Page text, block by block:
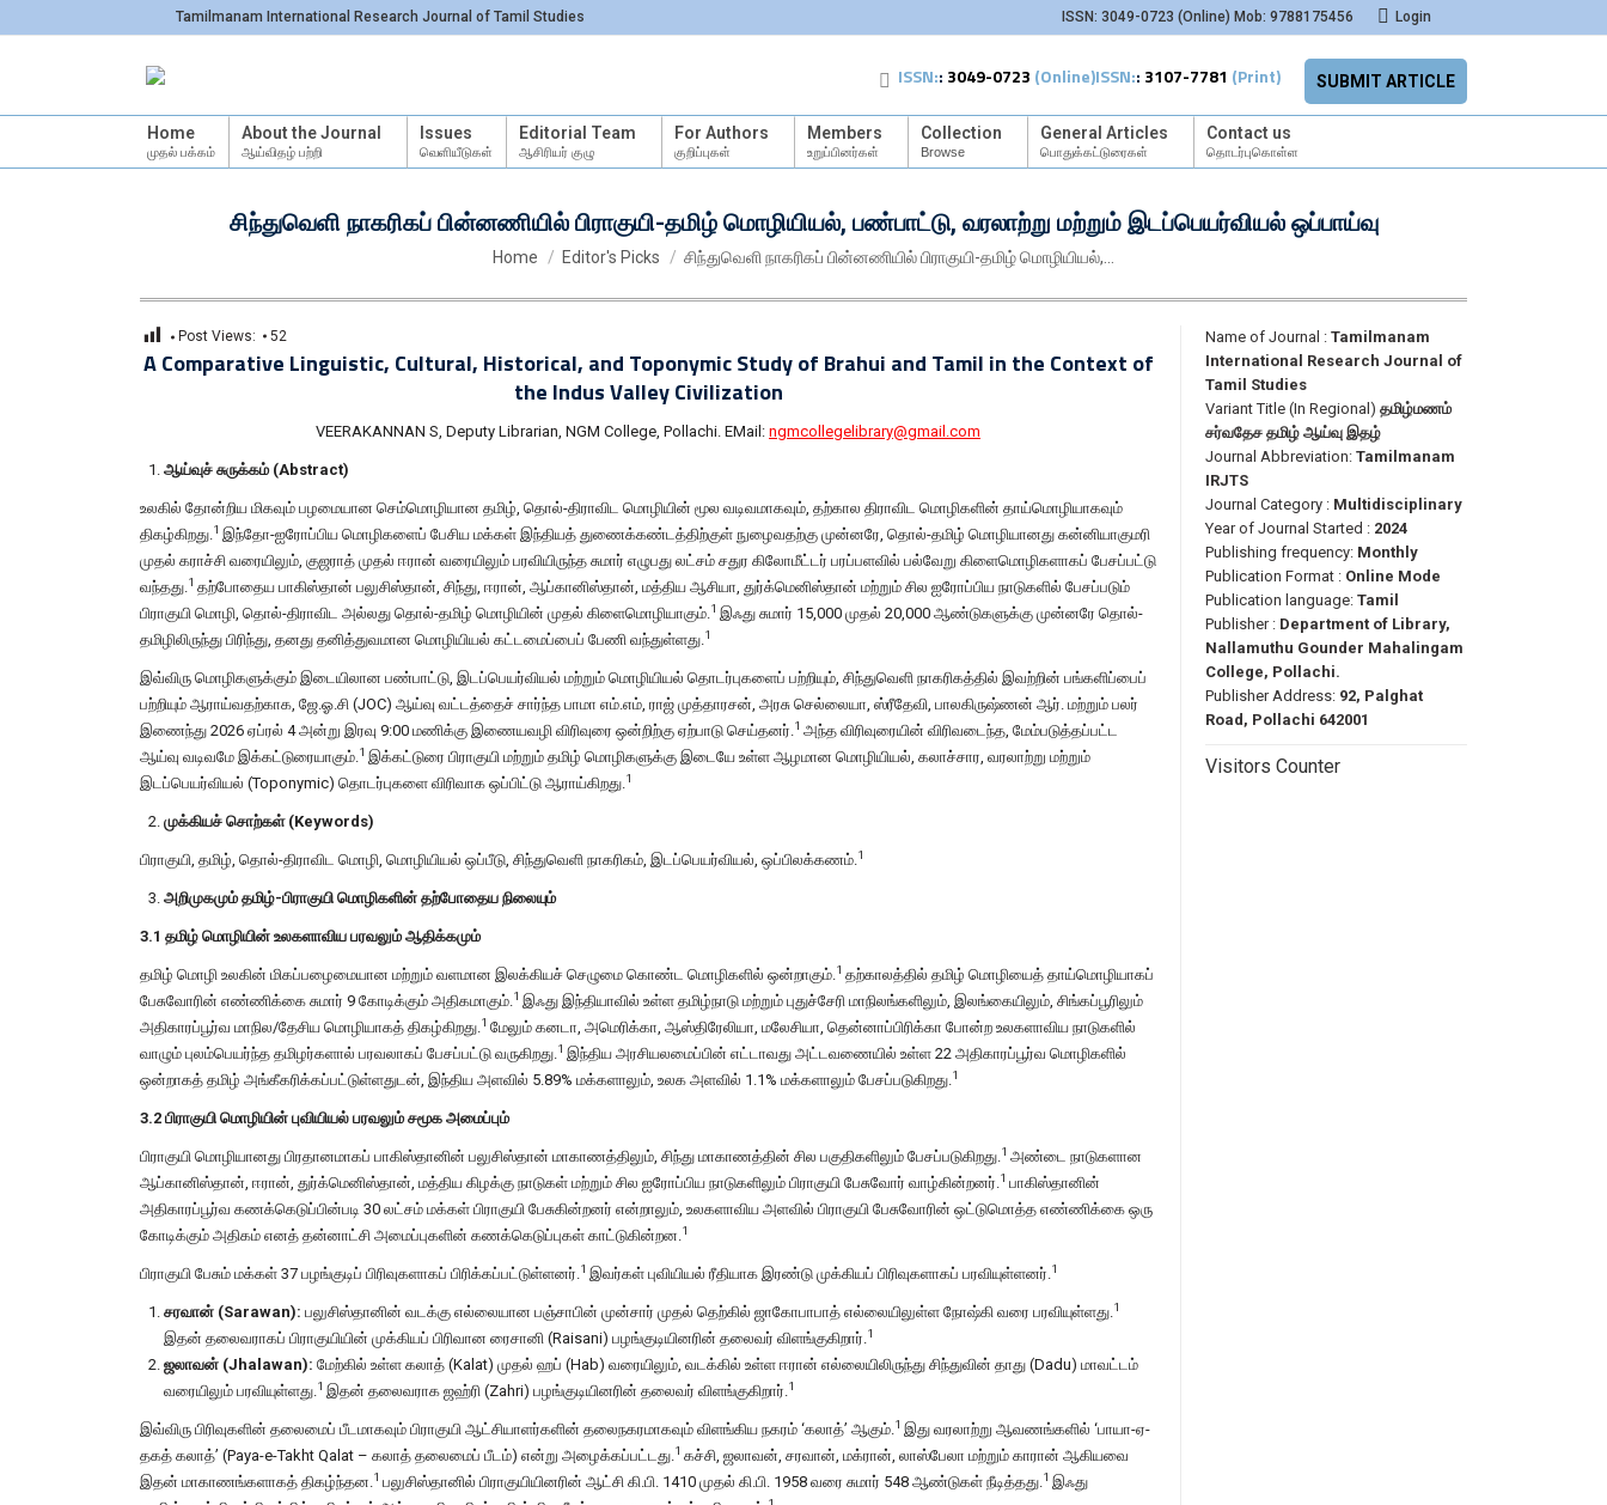
Tamilmanam International Research Journal of Tamil Studies ISSN: 3049-0723 (Online) Mob: 9788175456 Login
ISSN:: 3049-0723 (Online)ISSN:: 3107-7781 (Print) SUBMIT ARTICLE
Home
முதல் பக்கம்
About the Journal
ஆய்விதழ் பற்றி
Issues
வெளியீடுகள்
Editorial Team
ஆசிரியர் குழு
For Authors
குறிப்புகள்
Members
உறுப்பினர்கள்
Collection
Browse
General Articles
பொதுக்கட்டுரைகள்
Contact us
தொடர்புகொள்ள
சிந்துவெளி நாகரிகப் பின்னணியில் பிராகுயி-தமிழ் மொழியியல், பண்பாட்டு, வரலாற்று மற்றும் இடப்பெயர்வியல் ஒப்பாய்வு
You are here:
Home Editor's Picks சிந்துவெளி நாகரிகப் பின்னணியில் பிராகுயி-தமிழ் மொழியியல்,…
Post Views: 52
A Comparative Linguistic, Cultural, Historical, and Toponymic Study of Brahui and Tamil in the Context of
the Indus Valley Civilization
VEERAKANNAN S, Deputy Librarian, NGM College, Pollachi. EMail: ngmcollegelibrary@gmail.com
ஆய்வுச் சுருக்கம் (Abstract)
உலகில் தோன்றிய மிகவும் பழமையான செம்மொழியான தமிழ், தொல்-திராவிட மொழியின் மூல வடிவமாகவும், தற்கால திராவிட மொழிகளின் தாய்மொழியாகவும்
திகழ்கிறது.1 இந்தோ-ஐரோப்பிய மொழிகளைப் பேசிய மக்கள் இந்தியத் துணைக்கண்டத்திற்குள் நுழைவதற்கு முன்னரே, தொல்-தமிழ் மொழியானது கன்னியாகுமரி
முதல் கராச்சி வரையிலும், குஜராத் முதல் ஈரான் வரையிலும் பரவியிருந்த சுமார் எழுபது லட்சம் சதுர கிலோமீட்டர் பரப்பளவில் பல்வேறு கிளைமொழிகளாகப் பேசப்பட்டு
வந்தது.1 தற்போதைய பாகிஸ்தான் பலுசிஸ்தான், சிந்து, ஈரான், ஆப்கானிஸ்தான், மத்திய ஆசியா, துர்க்மெனிஸ்தான் மற்றும் சில ஐரோப்பிய நாடுகளில் பேசப்படும்
பிராகுயி மொழி, தொல்-திராவிட அல்லது தொல்-தமிழ் மொழியின் முதல் கிளைமொழியாகும்.1 இஃது சுமார் 15,000 முதல் 20,000 ஆண்டுகளுக்கு முன்னரே தொல்-
தமிழிலிருந்து பிரிந்து, தனது தனித்துவமான மொழியியல் கட்டமைப்பைப் பேணி வந்துள்ளது.1
இவ்விரு மொழிகளுக்கும் இடையிலான பண்பாட்டு, இடப்பெயர்வியல் மற்றும் மொழியியல் தொடர்புகளைப் பற்றியும், சிந்துவெளி நாகரிகத்தில் இவற்றின் பங்களிப்பைப்
பற்றியும் ஆராய்வதற்காக, ஜே.ஓ.சி (JOC) ஆய்வு வட்டத்தைச் சார்ந்த பாமா எம்.எம், ராஜ் முத்தாரசன், அரசு செல்லையா, ஸ்ரீதேவி, பாலகிருஷ்ணன் ஆர். மற்றும் பலர்
இணைந்து 2026 ஏப்ரல் 4 அன்று இரவு 9:00 மணிக்கு இணையவழி விரிவுரை ஒன்றிற்கு ஏற்பாடு செய்தனர்.1 அந்த விரிவுரையின் விரிவடைந்த, மேம்படுத்தப்பட்ட
ஆய்வு வடிவமே இக்கட்டுரையாகும்.1 இக்கட்டுரை பிராகுயி மற்றும் தமிழ் மொழிகளுக்கு இடையே உள்ள ஆழமான மொழியியல், கலாச்சார, வரலாற்று மற்றும்
இடப்பெயர்வியல் (Toponymic) தொடர்புகளை விரிவாக ஒப்பிட்டு ஆராய்கிறது.1
முக்கியச் சொற்கள் (Keywords)
பிராகுயி, தமிழ், தொல்-திராவிட மொழி, மொழியியல் ஒப்பீடு, சிந்துவெளி நாகரிகம், இடப்பெயர்வியல், ஒப்பிலக்கணம்.1
அறிமுகமும் தமிழ்-பிராகுயி மொழிகளின் தற்போதைய நிலையும்
3.1 தமிழ் மொழியின் உலகளாவிய பரவலும் ஆதிக்கமும்
தமிழ் மொழி உலகின் மிகப்பழைமையான மற்றும் வளமான இலக்கியச் செழுமை கொண்ட மொழிகளில் ஒன்றாகும்.1 தற்காலத்தில் தமிழ் மொழியைத் தாய்மொழியாகப்
பேசுவோரின் எண்ணிக்கை சுமார் 9 கோடிக்கும் அதிகமாகும்.1 இஃது இந்தியாவில் உள்ள தமிழ்நாடு மற்றும் புதுச்சேரி மாநிலங்களிலும், இலங்கையிலும், சிங்கப்பூரிலும்
அதிகாரப்பூர்வ மாநில/தேசிய மொழியாகத் திகழ்கிறது.1 மேலும் கனடா, அமெரிக்கா, ஆஸ்திரேலியா, மலேசியா, தென்னாப்பிரிக்கா போன்ற உலகளாவிய நாடுகளில்
வாழும் புலம்பெயர்ந்த தமிழர்களால் பரவலாகப் பேசப்பட்டு வருகிறது.1 இந்திய அரசியலமைப்பின் எட்டாவது அட்டவணையில் உள்ள 22 அதிகாரப்பூர்வ மொழிகளில்
ஒன்றாகத் தமிழ் அங்கீகரிக்கப்பட்டுள்ளதுடன், இந்திய அளவில் 5.89% மக்களாலும், உலக அளவில் 1.1% மக்களாலும் பேசப்படுகிறது.1
3.2 பிராகுயி மொழியின் புவியியல் பரவலும் சமூக அமைப்பும்
பிராகுயி மொழியானது பிரதானமாகப் பாகிஸ்தானின் பலுசிஸ்தான் மாகாணத்திலும், சிந்து மாகாணத்தின் சில பகுதிகளிலும் பேசப்படுகிறது.1 அண்டை நாடுகளான
ஆப்கானிஸ்தான், ஈரான், துர்க்மெனிஸ்தான், மத்திய கிழக்கு நாடுகள் மற்றும் சில ஐரோப்பிய நாடுகளிலும் பிராகுயி பேசுவோர் வாழ்கின்றனர்.1 பாகிஸ்தானின்
அதிகாரப்பூர்வ கணக்கெடுப்பின்படி 30 லட்சம் மக்கள் பிராகுயி பேசுகின்றனர் என்றாலும், உலகளாவிய அளவில் பிராகுயி பேசுவோரின் ஒட்டுமொத்த எண்ணிக்கை ஒரு
கோடிக்கும் அதிகம் எனத் தன்னாட்சி அமைப்புகளின் கணக்கெடுப்புகள் காட்டுகின்றன.1
பிராகுயி பேசும் மக்கள் 37 பழங்குடிப் பிரிவுகளாகப் பிரிக்கப்பட்டுள்ளனர்.1 இவர்கள் புவியியல் ரீதியாக இரண்டு முக்கியப் பிரிவுகளாகப் பரவியுள்ளனர்.1
சரவான் (Sarawan): பலுசிஸ்தானின் வடக்கு எல்லையான பஞ்சாபின் முன்சார் முதல் தெற்கில் ஜாகோபாபாத் எல்லையிலுள்ள நோஷ்கி வரை பரவியுள்ளது.1
இதன் தலைவராகப் பிராகுயியின் முக்கியப் பிரிவான ரைசானி (Raisani) பழங்குடியினரின் தலைவர் விளங்குகிறார்.1
ஜலாவன் (Jhalawan): மேற்கில் உள்ள கலாத் (Kalat) முதல் ஹப் (Hab) வரையிலும், வடக்கில் உள்ள ஈரான் எல்லையிலிருந்து சிந்துவின் தாது (Dadu) மாவட்டம்
வரையிலும் பரவியுள்ளது.1 இதன் தலைவராக ஜஹ்ரி (Zahri) பழங்குடியினரின் தலைவர் விளங்குகிறார்.1
இவ்விரு பிரிவுகளின் தலைமைப் பீடமாகவும் பிராகுயி ஆட்சியாளர்களின் தலைநகரமாகவும் விளங்கிய நகரம் ‘கலாத்’ ஆகும்.1 இது வரலாற்று ஆவணங்களில் ‘பாயா-ஏ-
தகத் கலாத்’ (Paya-e-Takht Qalat – கலாத் தலைமைப் பீடம்) என்று அழைக்கப்பட்டது.1 கச்சி, ஜலாவன், சரவான், மக்ரான், லாஸ்பேலா மற்றும் காரான் ஆகியவை
இதன் மாகாணங்களாகத் திகழ்ந்தன.1 பலுசிஸ்தானில் பிராகுயியினரின் ஆட்சி கி.பி. 1410 முதல் கி.பி. 1958 வரை சுமார் 548 ஆண்டுகள் நீடித்தது.1 இஃது
Name of Journal : Tamilmanam
International Research Journal of
Tamil Studies
Variant Title (In Regional) தமிழ்மணம்
சர்வதேச தமிழ் ஆய்வு இதழ்
Journal Abbreviation: Tamilmanam
IRJTS
Journal Category : Multidisciplinary
Year of Journal Started : 2024
Publishing frequency: Monthly
Publication Format : Online Mode
Publication language: Tamil
Publisher : Department of Library,
Nallamuthu Gounder Mahalingam
College, Pollachi.
Publisher Address: 92, Palghat
Road, Pollachi 642001
Visitors Counter